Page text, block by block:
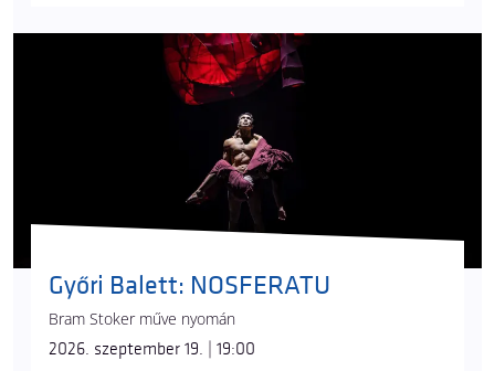
Győri Balett: NOSFERATU
Bram Stoker műve nyomán
2026. szeptember 19. | 19:00